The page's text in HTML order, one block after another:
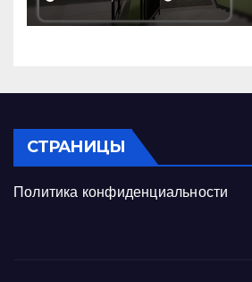
инструкция и
СТРАНИЦЫ
Политика конфиденциальности